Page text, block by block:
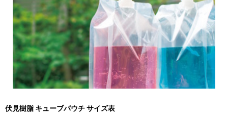
伏見樹脂 キューブパウチ サイズ表